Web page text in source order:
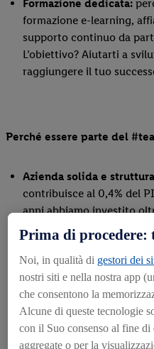
Formazione dedicata:
formazione e-learning,
supporto continuo da
L’obiettivo? Aiutarti a
raggiungere il tuo
Perché essere parte del
Azienda solida e
contribuisce al 0,4% del
anni abbiamo investito
sviluppo?
L’obiettivo per il 2030 è
confronti periodici con i
a giornate dedicate alla
Prima di procedere:
Noi, in qualità di gestori dei
nostri siti e nella nostra app
che consentono la
Alcune di queste tecnologie
con il Suo consenso al fine
aggregate o per la